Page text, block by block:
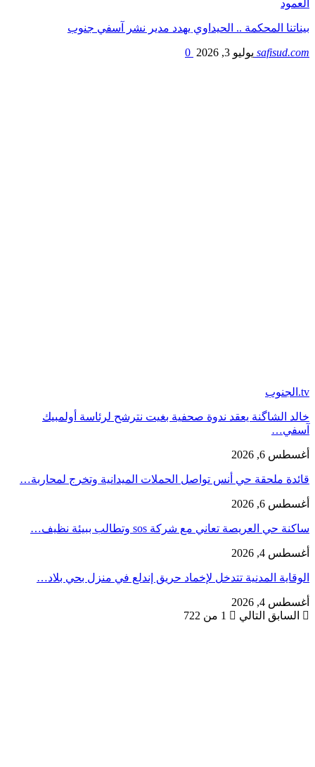
العمود
بيناتنا المحكمة .. الحيداوي يهدد مدير نشر آسفي جنوب
safisud.com يوليو 3, 2026
tv.الجنوب
خالد الشاگنة يعقد ندوة صحفية بغيت نترشح لرئاسة أولمبيك
آسفي…
أغسطس 6, 2026
قائدة ملحقة حي أنس تواصل الحملات الميدانية وتخرج لمحاربة…
أغسطس 6, 2026
ساكنة حي العريصة تعاني مع شركة sos وتطالب ببيئة نظيف…
أغسطس 4, 2026
الوقاية المدنية تتدخل لإخماد حريق إندلع في منزل بحي بلاد…
أغسطس 4, 2026
السابق التالي 1 من 722